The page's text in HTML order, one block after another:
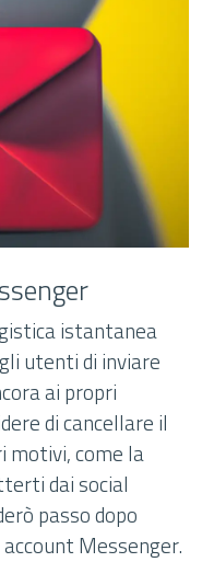
istantanea
utenti di inviare
ai propri
di cancellare il
motivi, come la
dai social
passo dopo
Messenger.